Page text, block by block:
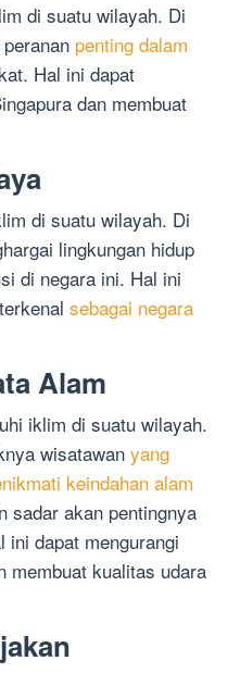
di suatu wilayah. Di
penting dalam
Hal ini dapat
dan membuat
di suatu wilayah. Di
lingkungan hidup
di negara ini. Hal ini
sebagai negara
Alam
iklim di suatu wilayah.
wisatawanyang
keindahan alam
sadar akan pentingnya
ini dapat mengurangi
membuat kualitas udara